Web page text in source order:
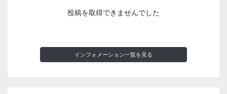
投稿を取得できませんでした
インフォメーション一覧を見る